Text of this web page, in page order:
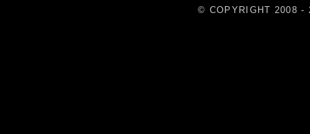
© COPYRIGHT 2008